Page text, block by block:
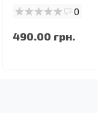
0
490.00 грн.